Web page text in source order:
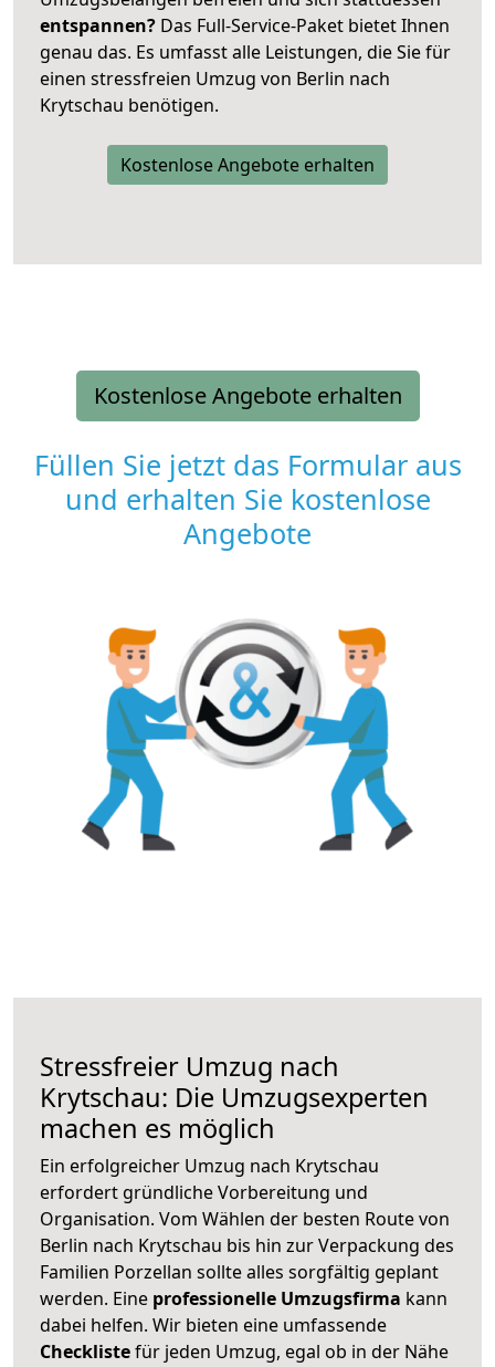
entspannen? Das Full-Service-Paket bietet Ihnen
genau das. Es umfasst alle Leistungen, die Sie für
einen stressfreien Umzug von Berlin nach
Krytschau benötigen.
Kostenlose Angebote erhalten
Kostenlose Angebote erhalten
Füllen Sie jetzt das Formular aus
und erhalten Sie kostenlose
Angebote
Stressfreier Umzug nach
Krytschau: Die Umzugsexperten
machen es möglich
Ein erfolgreicher Umzug nach Krytschau
erfordert gründliche Vorbereitung und
Organisation. Vom Wählen der besten Route von
Berlin nach Krytschau bis hin zur Verpackung des
Familien Porzellan sollte alles sorgfältig geplant
werden. Eine professionelle Umzugsfirma kann
dabei helfen. Wir bieten eine umfassende
Checklistefür jeden Umzug, egal ob in der Nähe